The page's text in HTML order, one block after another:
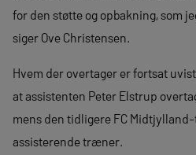
for den støtte og opbakning, som
siger Ove Christensen.
Hvem der overtager er fortsat
at assistenten Peter Elstrup
mens den tidligere FC
assisterende træner.